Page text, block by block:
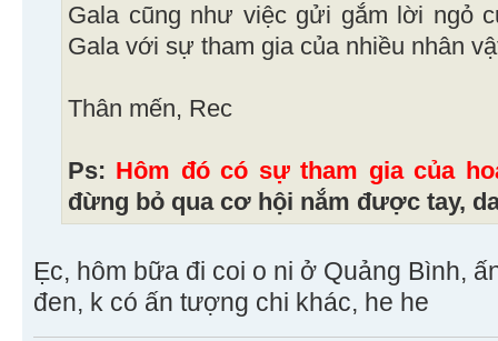
Gala cũng như việc gửi gắm lời ngỏ
Gala với sự tham gia của nhiều nhân
Thân mến, Rec
Ps: Hôm đó có sự tham gia của
đừng bỏ qua cơ hội nắm được tay,
Ẹc, hôm bữa đi coi o ni ở Quảng Bình,
đen, k có ấn tượng chi khác, he he